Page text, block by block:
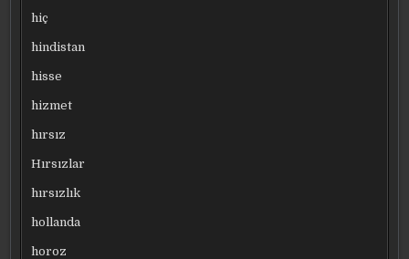
hiç
hindistan
hisse
hizmet
hırsız
Hırsızlar
hırsızlık
hollanda
horoz